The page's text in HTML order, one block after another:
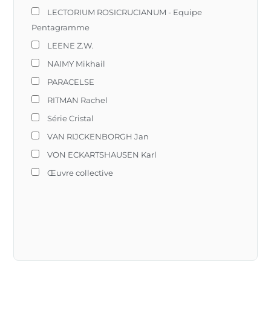
LECTORIUM ROSICRUCIANUM - Equipe
Pentagramme
LEENE Z.W.
NAIMY Mikhail
PARACELSE
RITMAN Rachel
Série Cristal
VAN RIJCKENBORGH Jan
VON ECKARTSHAUSEN Karl
Œuvre collective